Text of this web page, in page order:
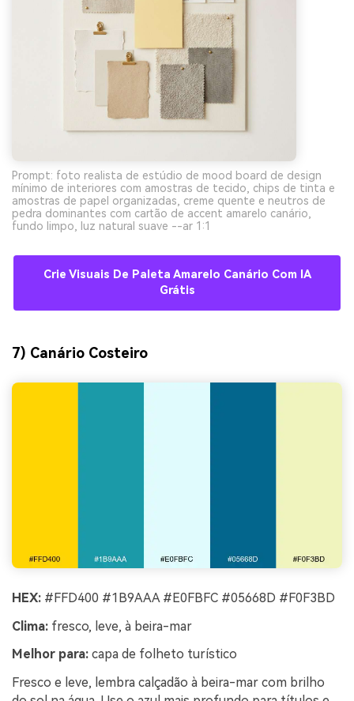
Prompt: foto realista de estúdio de mood board de design
mínimo de interiores com amostras de tecido, chips de tinta e
amostras de papel organizadas, creme quente e neutros de
pedra dominantes com cartão de accent amarelo canário,
fundo limpo, luz natural suave --ar 1:1
Crie Visuais De Paleta Amarelo Canário Com IA
Grátis
7) Canário Costeiro
HEX: #FFD400 #1B9AAA #E0FBFC #05668D #F0F3BD
Clima: fresco, leve, à beira-mar
Melhor para: capa de folheto turístico
Fresco e leve, lembra calçadão à beira-mar com brilho